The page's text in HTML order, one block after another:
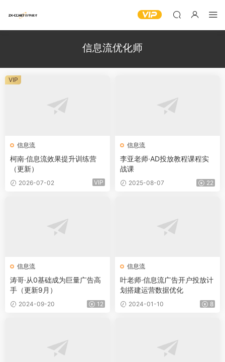
信息流优化师
信息流
柯南·信息流效果提升训练营
（更新）
2026-07-02 VIP
VIP
信息流
李亚老师·AD投放教程课程实
战课
2025-08-07 22
信息流
涛哥·从0基础成为巨量广告高
手（更新9月）
2024-09-20 12
信息流
叶老师·信息流广告开户投放计
划搭建运营数据优化
2024-01-10 8